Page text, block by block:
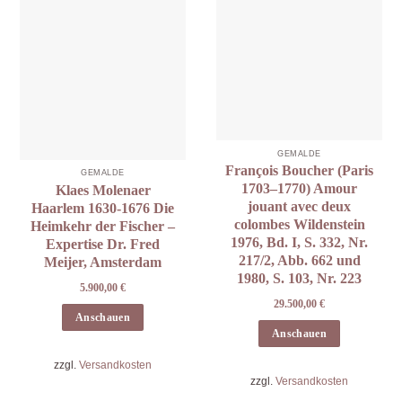
GEMÄLDE
Klaes Molenaer
Haarlem 1630-1676 Die
Heimkehr der Fischer –
Expertise Dr. Fred
Meijer, Amsterdam
5.900,00 €
Anschauen
zzgl. Versandkosten
GEMÄLDE
François Boucher (Paris
1703–1770) Amour
jouant avec deux
colombes Wildenstein
1976, Bd. I, S. 332, Nr.
217/2, Abb. 662 und
1980, S. 103, Nr. 223
29.500,00 €
Anschauen
zzgl. Versandkosten